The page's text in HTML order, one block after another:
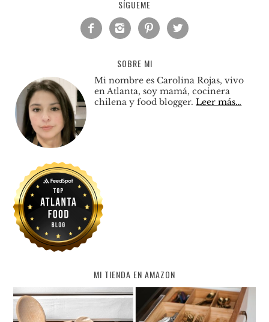
SÍGUEME
   
SOBRE MI
Mi nombre es Carolina Rojas, vivo
en Atlanta, soy mamá, cocinera
chilena y food blogger.Leer más…
MI TIENDA EN AMAZON